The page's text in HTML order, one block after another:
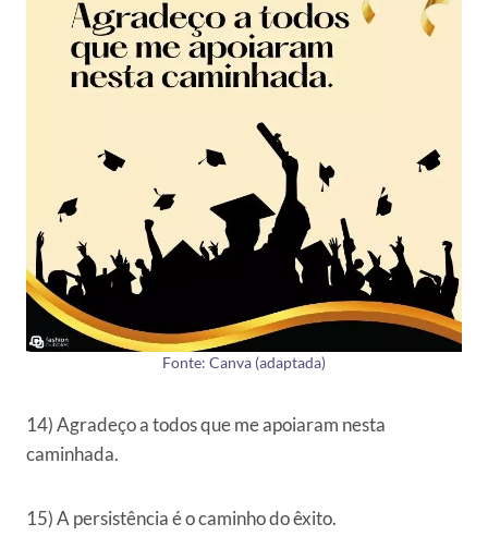
Fonte: Canva (adaptada)
14) Agradeço a todos que me apoiaram nesta
caminhada.
15) A persistência é o caminho do êxito.